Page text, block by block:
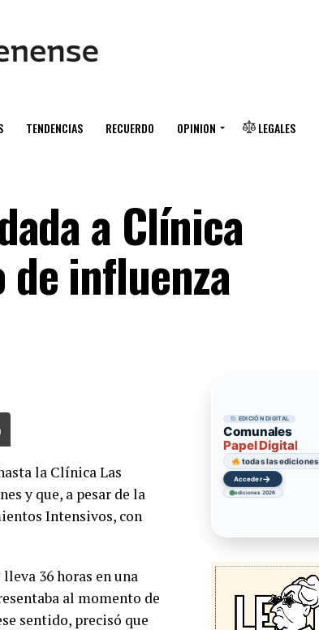
TENDENCIAS RECUERDO OPINION LEGALES
a Clínica
de influenza
la Clínica Las
y que, a pesar de la
Intensivos, con
36 horas en una
al momento de
sentido, precisó que
EDICIÓN DIGITAL
Comunales
Papel Digital
todas las ediciones
Acceder→
ediciones 2026